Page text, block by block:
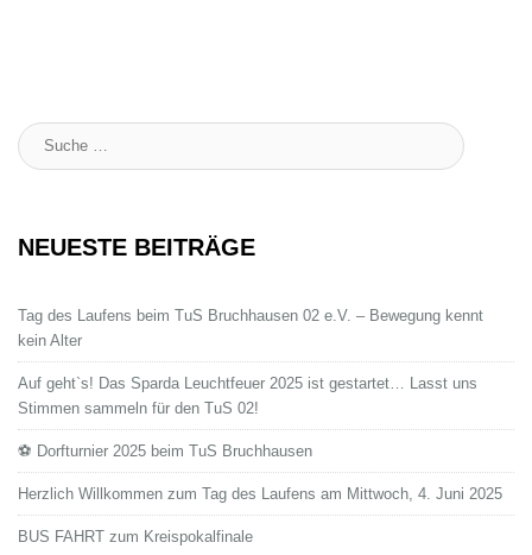
Suche
:
NEUESTE BEITRÄGE
Tag des Laufens beim TuS Bruchhausen 02 e.V. – Bewegung kennt
kein Alter
Auf geht`s! Das Sparda Leuchtfeuer 2025 ist gestartet… Lasst uns
Stimmen sammeln für den TuS 02!
⚽ Dorfturnier 2025 beim TuS Bruchhausen
Herzlich Willkommen zum Tag des Laufens am Mittwoch, 4. Juni 2025
BUS FAHRT zum Kreispokalfinale